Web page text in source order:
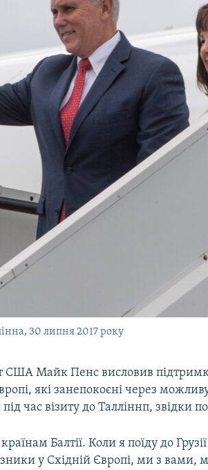
30 липня 2017 року
США Майк Пенс висловив
які занепокоєні через
час візиту до Талліннп, звідки
Балтії. Коли я поїду до
у Східній Європі, ми з вами,